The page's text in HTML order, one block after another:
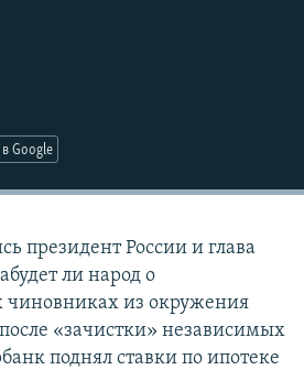
Google
президент России и глава
ли народ о
из окружения
«зачистки» независимых
поднял ставки по ипотеке